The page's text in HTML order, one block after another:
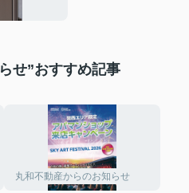
せ”おすすめ記事
丸和不動産からのお知らせ